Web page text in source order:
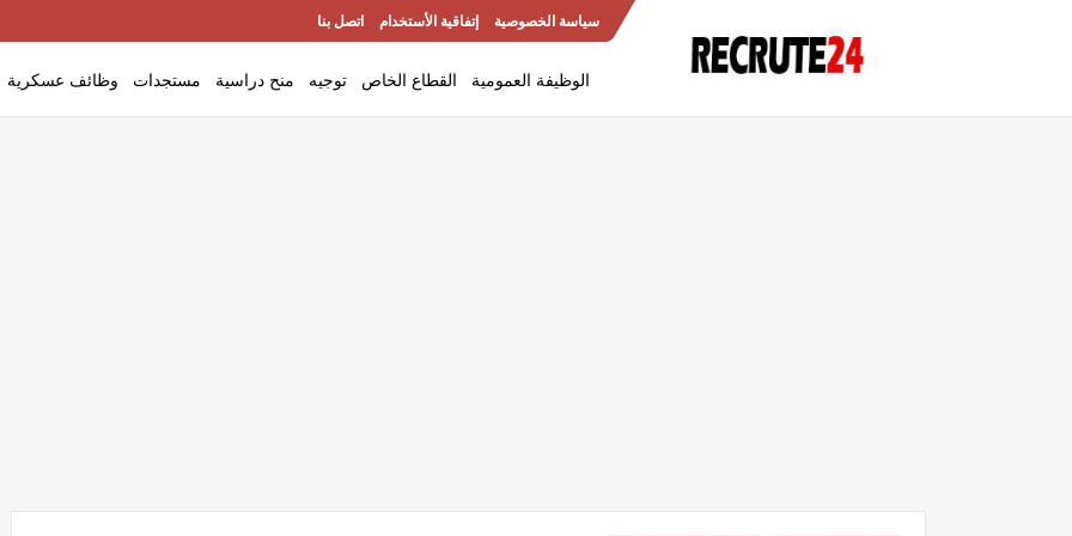
سياسة الخصوصية إتفاقية الأستخدام اتصل بنا
الوظيفة العمومية القطاع الخاص توجيه منح دراسية مستجدات وظائف عسكرية